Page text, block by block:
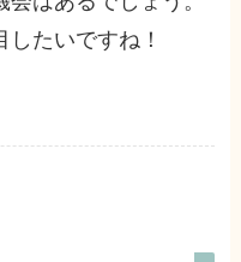
たいですね！